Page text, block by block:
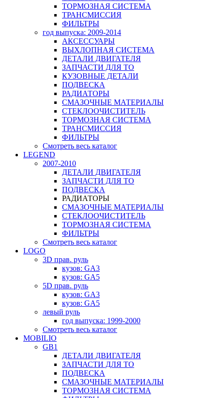
ТОРМОЗНАЯ СИСТЕМА
ТРАНСМИССИЯ
ФИЛЬТРЫ
год выпуска: 2009-2014
АКСЕССУАРЫ
ВЫХЛОПНАЯ СИСТЕМА
ДЕТАЛИ ДВИГАТЕЛЯ
ЗАПЧАСТИ ДЛЯ ТО
КУЗОВНЫЕ ДЕТАЛИ
ПОДВЕСКА
РАДИАТОРЫ
СМАЗОЧНЫЕ МАТЕРИАЛЫ
СТЕКЛООЧИСТИТЕЛЬ
ТОРМОЗНАЯ СИСТЕМА
ТРАНСМИССИЯ
ФИЛЬТРЫ
Смотреть весь каталог
LEGEND
2007-2010
ДЕТАЛИ ДВИГАТЕЛЯ
ЗАПЧАСТИ ДЛЯ ТО
ПОДВЕСКА
РАДИАТОРЫ
СМАЗОЧНЫЕ МАТЕРИАЛЫ
СТЕКЛООЧИСТИТЕЛЬ
ТОРМОЗНАЯ СИСТЕМА
ФИЛЬТРЫ
Смотреть весь каталог
LOGO
3D прав. руль
кузов: GA3
кузов: GA5
5D прав. руль
кузов: GA3
кузов: GA5
левый руль
год выпуска: 1999-2000
Смотреть весь каталог
MOBILIO
GB1
ДЕТАЛИ ДВИГАТЕЛЯ
ЗАПЧАСТИ ДЛЯ ТО
ПОДВЕСКА
СМАЗОЧНЫЕ МАТЕРИАЛЫ
ТОРМОЗНАЯ СИСТЕМА